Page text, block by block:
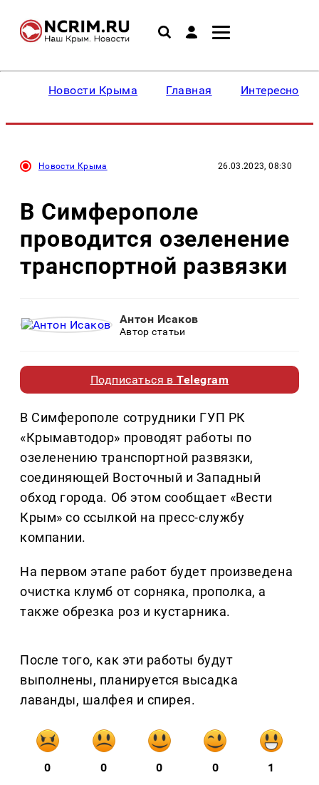
Новости Крыма Главная Интересное
Новости Крыма 26.03.2023, 08:30
В Симферополе
проводится озеленение
транспортной развязки
Антон Исаков
Автор статьи
Подписаться вTelegram
В Симферополе сотрудники ГУП РК
«Крымавтодор» проводят работы по
озеленению транспортной развязки,
соединяющей Восточный и Западный
обход города. Об этом сообщает «Вести
Крым» со ссылкой на пресс-службу
компании.
На первом этапе работ будет произведена
очистка клумб от сорняка, прополка, а
также обрезка роз и кустарника.
После того, как эти работы будут
выполнены, планируется высадка
лаванды, шалфея и спирея.
0 0 0 0 1